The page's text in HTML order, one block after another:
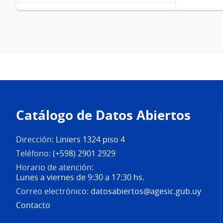
página
Catálogo de Datos Abiertos
Dirección: Liniers 1324 piso 4
Teléfono: (+598) 2901 2929
Horario de atención:
Lunes a viernes de 9:30 a 17:30 hs.
Correo electrónico: datosabiertos@agesic.gub.uy
Contacto